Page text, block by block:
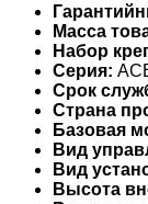
Масса
Набор
Серия:
Срок
Страна
Базовая
Вид
Вид
Высота